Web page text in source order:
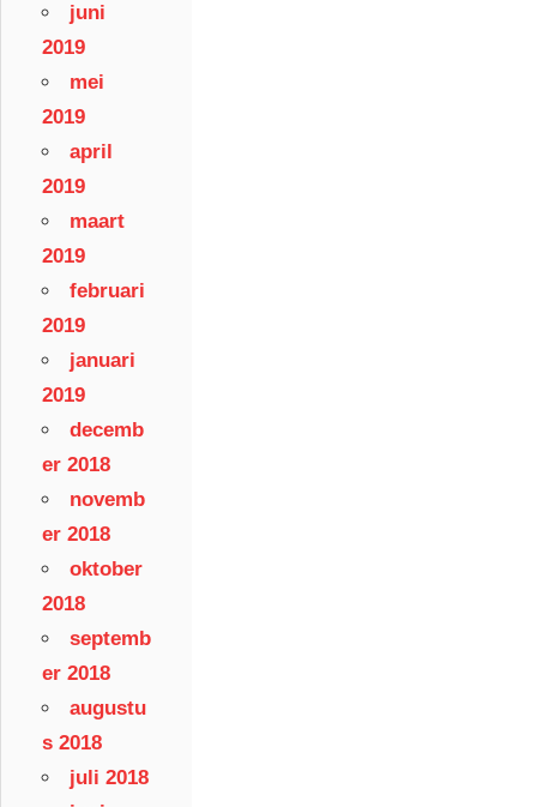
juni
2019
mei
2019
april
2019
maart
2019
februari
2019
januari
2019
decemb
er 2018
novemb
er 2018
oktober
2018
septemb
er 2018
augustu
s 2018
juli 2018